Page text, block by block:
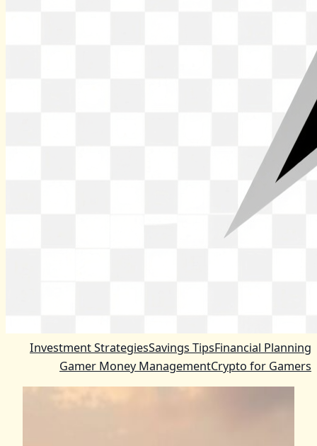
Investment StrategiesSavings TipsFinancial Planning
Gamer Money ManagementCrypto for Gamers